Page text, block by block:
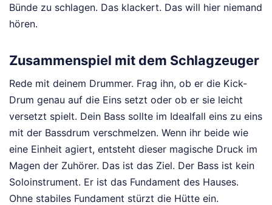
Bünde zu schlagen. Das klackert. Das will hier niemand
hören.
Zusammenspiel mit dem Schlagzeuger
Rede mit deinem Drummer. Frag ihn, ob er die Kick-
Drum genau auf die Eins setzt oder ob er sie leicht
versetzt spielt. Dein Bass sollte im Idealfall eins zu eins
mit der Bassdrum verschmelzen. Wenn ihr beide wie
eine Einheit agiert, entsteht dieser magische Druck im
Magen der Zuhörer. Das ist das Ziel. Der Bass ist kein
Soloinstrument. Er ist das Fundament des Hauses.
Ohne stabiles Fundament stürzt die Hütte ein.